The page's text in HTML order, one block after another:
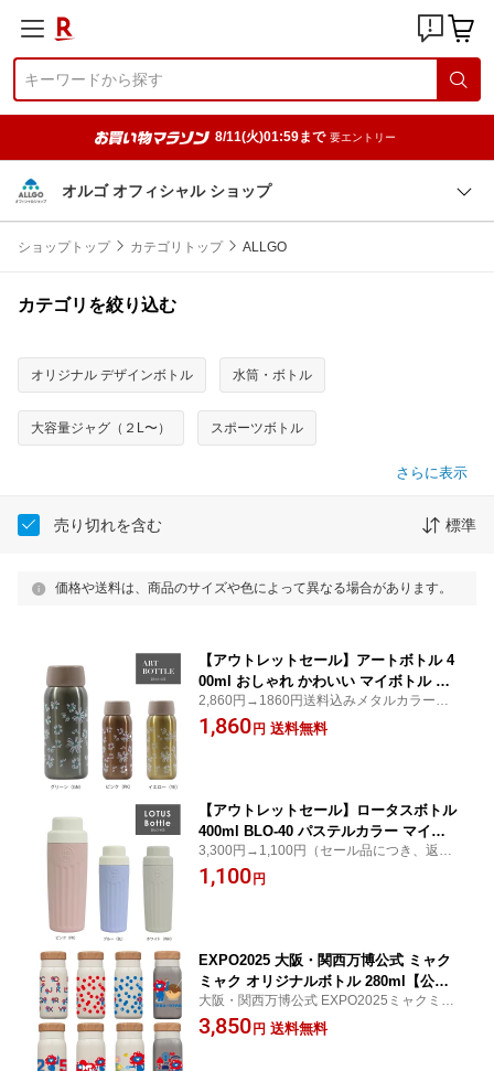
8/11(火)01:59まで 要エントリー
オルゴ オフィシャル ショップ
ショップトップ カテゴリトップ ALLGO
カテゴリを絞り込む
オリジナル デザインボトル 水筒・ボトル
大容量ジャグ（２L〜） スポーツボトル
さらに表示
売り切れを含む 標準
価格や送料は、商品のサイズや色によって異なる場合があります。
【アウトレットセール】アートボトル 4
00ml おしゃれ かわいい マイボトル 女
子に人気 大人女子向け 花柄 メタルカラ
ー フラワー コンパクト 水筒 ステンレ
2,860円→1860円送料込みメタルカラーに
ニュアンスフラワーがアクセント！
1,860 円 送料無料
【アウトレットセール】ロータスボトル
400ml BLO-40 パステルカラー マイボ
トル 女子に人気 コンパクト スリム水筒
ステンレス まほうびん 魔法瓶 プレゼン
3,300円→1,100円（セール品につき、返品
不可）素焼きのような質感とやさしいカラ
ー、スリムで持ちやすい！
1,100 円
EXPO2025 大阪・関西万博公式 ミャク
ミャク オリジナルボトル 280ml【公式
ライセンス】オフィシャル 保温 保冷 水
筒 ステンレスボトル エコ サスティナブ
大阪・関西万博公式 EXPO2025ミャクミャ
クのイラストが描かれたステンレスボトル
3,850 円 送料無料